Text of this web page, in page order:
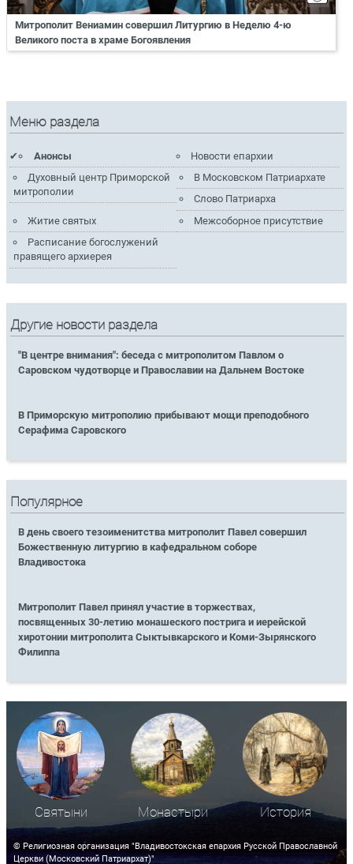
Митрополит Вениамин совершил Литургию в Неделю 4-ю
Великого поста в храме Богоявления
Меню раздела
Анонсы
Новости епархии
Духовный центр Приморской
митрополии
В Московском Патриархате
Слово Патриарха
Житие святых
Межсоборное присутствие
Расписание богослужений
правящего архиерея
Другие новости раздела
"В центре внимания": беседа с митрополитом Павлом о
Саровском чудотворце и Православии на Дальнем Востоке
В Приморскую митрополию прибывают мощи преподобного
Серафима Саровского
Популярное
В день своего тезоименитства митрополит Павел совершил
Божественную литургию в кафедральном соборе
Владивостока
Митрополит Павел принял участие в торжествах,
посвященных 30-летию монашеского пострига и иерейской
хиротонии митрополита Сыктывкарского и Коми-Зырянского
Филиппа
Святыни Монастыри История
© Религиозная организация "Владивостокская епархия Русской Православной
Церкви (Московский Патриархат)"